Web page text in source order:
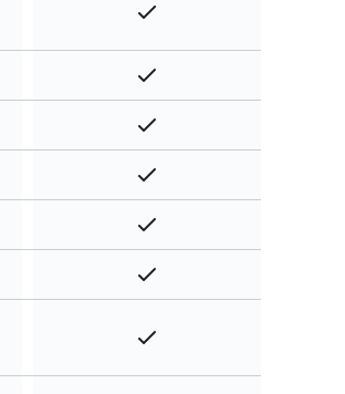
Enthalten
Enthalten
Enthalten
Enthalten
Enthalten
Enthalten
Enthalten